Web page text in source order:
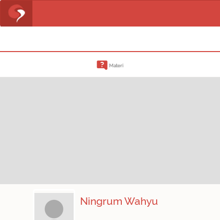
Materi
Ningrum Wahyu